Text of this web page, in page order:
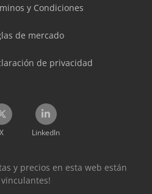
y Condiciones
de mercado
de privacidad
X LinkedIn
y precios en esta web están